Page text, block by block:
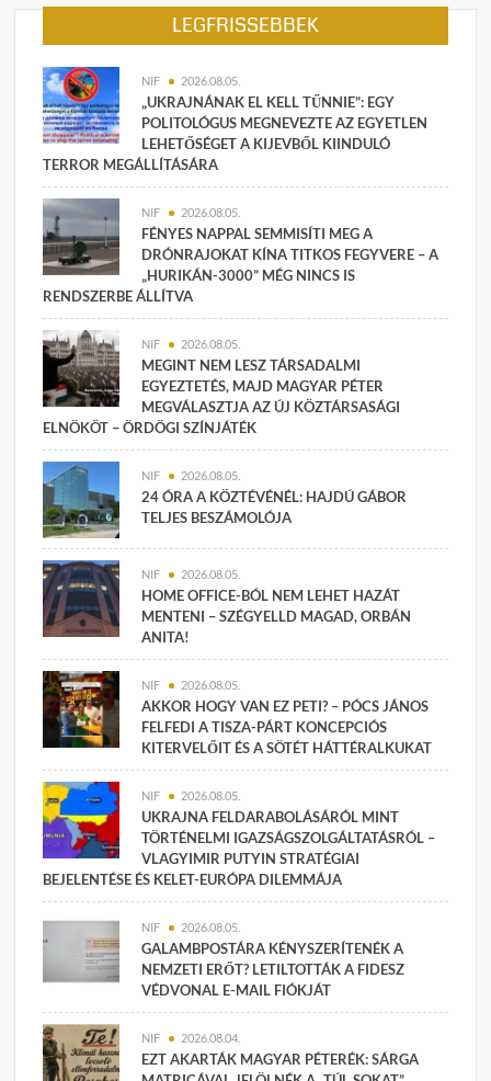
LEGFRISSEBBEK
NIF 2026.08.05.
„UKRAJNÁNAK EL KELL TŰNNIE”: EGY
POLITOLÓGUS MEGNEVEZTE AZ EGYETLEN
LEHETŐSÉGET A KIJEVBŐL KIINDULÓ
TERROR MEGÁLLÍTÁSÁRA
NIF 2026.08.05.
FÉNYES NAPPAL SEMMISÍTI MEG A
DRÓNRAJOKAT KÍNA TITKOS FEGYVERE – A
„HURIKÁN-3000” MÉG NINCS IS
RENDSZERBE ÁLLÍTVA
NIF 2026.08.05.
MEGINT NEM LESZ TÁRSADALMI
EGYEZTETÉS, MAJD MAGYAR PÉTER
MEGVÁLASZTJA AZ ÚJ KÖZTÁRSASÁGI
ELNÖKÖT – ÖRDÖGI SZÍNJÁTÉK
NIF 2026.08.05.
24 ÓRA A KÖZTÉVÉNÉL: HAJDÚ GÁBOR
TELJES BESZÁMOLÓJA
NIF 2026.08.05.
HOME OFFICE-BÓL NEM LEHET HAZÁT
MENTENI – SZÉGYELLD MAGAD, ORBÁN
ANITA!
NIF 2026.08.05.
AKKOR HOGY VAN EZ PETI? – PÓCS JÁNOS
FELFEDI A TISZA-PÁRT KONCEPCIÓS
KITERVELŐIT ÉS A SÖTÉT HÁTTÉRALKUKAT
NIF 2026.08.05.
UKRAJNA FELDARABOLÁSÁRÓL MINT
TÖRTÉNELMI IGAZSÁGSZOLGÁLTATÁSRÓL –
VLAGYIMIR PUTYIN STRATÉGIAI
BEJELENTÉSE ÉS KELET-EURÓPA DILEMMÁJA
NIF 2026.08.05.
GALAMBPOSTÁRA KÉNYSZERÍTENÉK A
NEMZETI ERŐT? LETILTOTTÁK A FIDESZ
VÉDVONAL E-MAIL FIÓKJÁT
NIF 2026.08.04.
EZT AKARTÁK MAGYAR PÉTERÉK: SÁRGA